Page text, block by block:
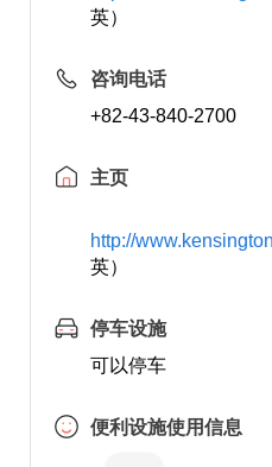
英）
咨询电话
+82-43-840-2700
主页
http://
英）
停车设施
可以停车
便利设施使用信息